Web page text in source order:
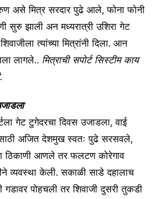
असे मित्र सरदार पुढे आले, फोना फोनी
सुरु झाली अन मध्यरात्री उशिरा गेट
त्यांच्या मित्रांनी दिला. आन
लागले.. मित्राची सपोर्ट सिस्टीम काय
गेट टुगेदरचा दिवस उजाडला, वाई
अजित देशमुख स्वतः पुढे सरसवले,
ठिकाणी आणले तर फलटण कोरेगाव
व्यवस्था केली. सकाळी साडे दहालाच
पोहचली तर शिवाजी दुसरी तुकडी